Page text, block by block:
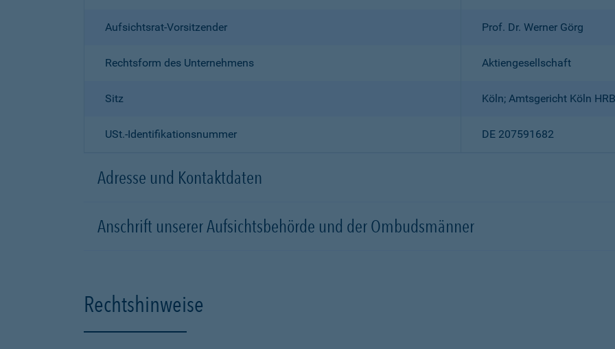
Aufsichtsrat-Vorsitzender Prof. Dr. Werner Görg
Rechtsform des Unternehmens Aktiengesellschaft
Sitz Köln; Amtsgericht Köln
USt.-Identifikationsnummer DE 207591682
Adresse und Kontaktdaten
Anschrift unserer Aufsichtsbehörde und der Ombudsmänner
Rechtshinweise